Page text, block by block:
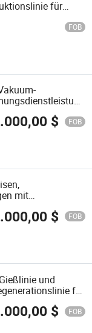
für
FOB
für
$ FOB
mit
und
$ FOB
und
für
Stahl-
$ FOB